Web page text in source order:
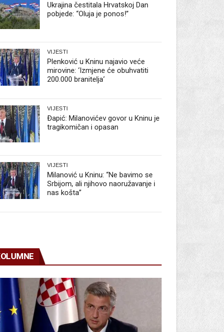
Ukrajina čestitala Hrvatskoj Dan
pobjede: “Oluja je ponos!”
VIJESTI
Plenković u Kninu najavio veće
mirovine: ‘Izmjene će obuhvatiti
200.000 branitelja‘
VIJESTI
Đapić: Milanovićev govor u Kninu je
tragikomičan i opasan
VIJESTI
Milanović u Kninu: “Ne bavimo se
Srbijom, ali njihovo naoružavanje i
nas košta”